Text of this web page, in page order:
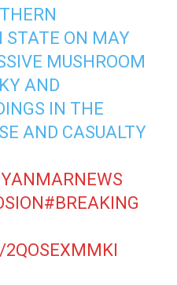
ON MAY
MUSHROOM
AND
IN THE
AND CASUALTY
#BREAKING